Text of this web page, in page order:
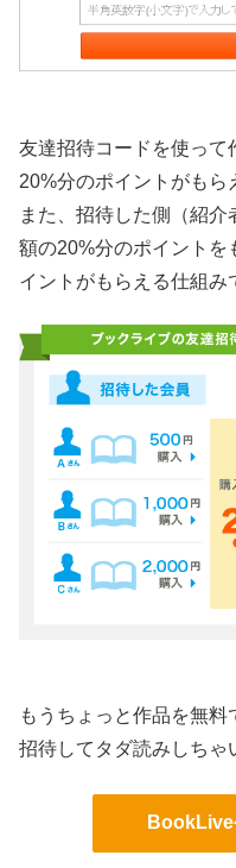
友達招待コードを使って
20%分のポイントがもら
また、招待した側（紹
額の20%分のポイントを
イントがもらえる仕組み
もうちょっと作品を無
招待してタダ読みしちゃ
BookLive